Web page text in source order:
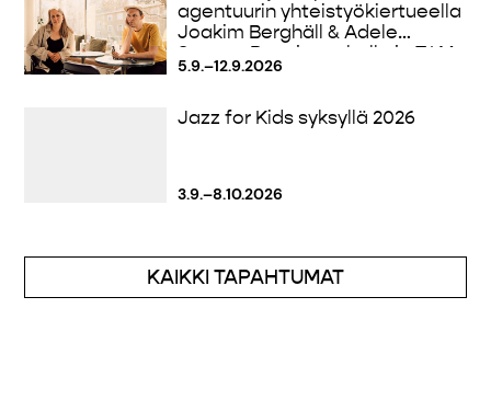
5.9.–12.9.2026
agentuurin yhteistyökiertueella
Joakim Berghäll & Adele
Sauros: Runoja rauhalle ja T.I.M.
3.9.–8.10.2026
Jazz for Kids syksyllä 2026
KAIKKI TAPAHTUMAT